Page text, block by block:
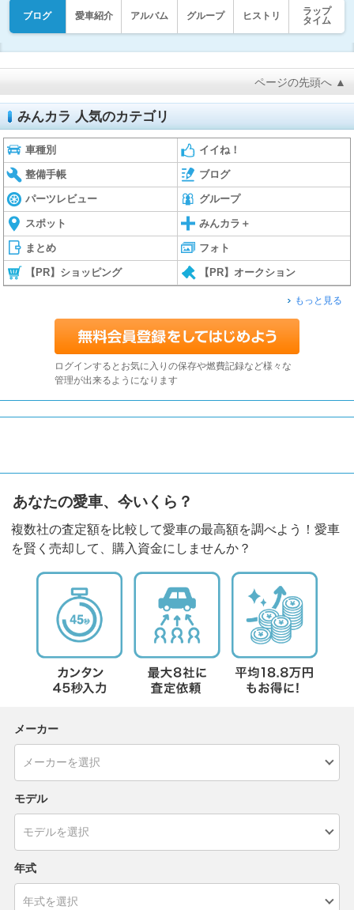
ブログ 愛車紹介 アルバム グループ ヒストリ
ラップ
タイム
ページの先頭へ ▲
みんカラ 人気のカテゴリ
車種別 イイね！
整備手帳 ブログ
パーツレビュー グループ
スポット みんカラ＋
まとめ フォト
【PR】ショッピング 【PR】オークション
もっと見る
ログインするとお気に入りの保存や燃費記録など様々な
管理が出来るようになります
あなたの愛車、今いくら？
複数社の査定額を比較して愛車の最高額を調べよう！愛車
を賢く売却して、購入資金にしませんか？
メーカー
モデル
年式